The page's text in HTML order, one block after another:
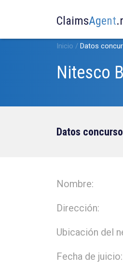
ClaimsAgent
Inicio / Datos
Nitesco
Datos
Nombre:
Dirección:
Ubicación del
Fecha de juicio: